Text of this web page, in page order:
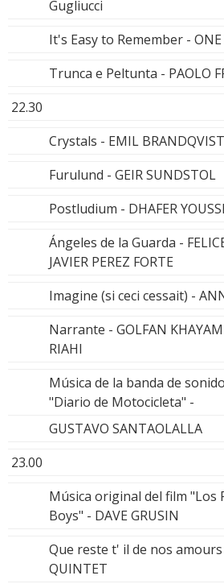
Gugliucci
It's Easy to Remember - ONE
Trunca e Peltunta - PAOLO
22.30
Crystals - EMIL
Furulund - GEIR SUNDSTOL
Postludium - DHAFER
Ángeles de la Guarda -
JAVIER PEREZ FORTE
Imagine (si ceci cessait) -
Narrante - GOLFAN
RIAHI
Música de la banda de
"Diario de Motocicleta" -
GUSTAVO SANTAOLALLA
23.00
Música original del film "Los
Boys" - DAVE GRUSIN
Que reste t' il de nos amours
QUINTET